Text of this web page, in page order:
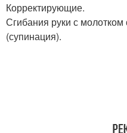
Корректирующие.
Сгибания руки с молотком
(супинация).